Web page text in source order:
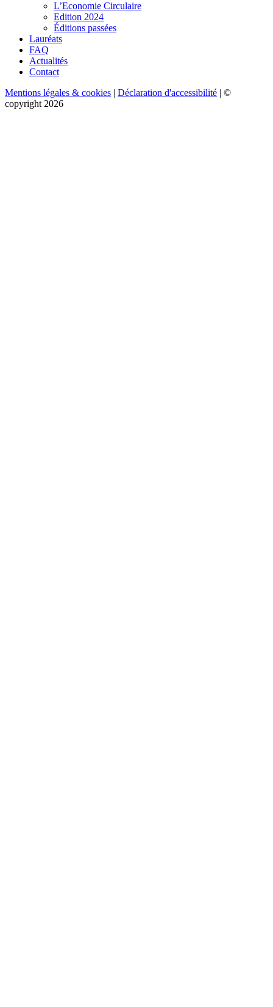
L’Economie Circulaire
Edition 2024
Éditions passées
Lauréats
FAQ
Actualités
Contact
Mentions légales & cookies | Déclaration d'accessibilité | ©
copyright 2026